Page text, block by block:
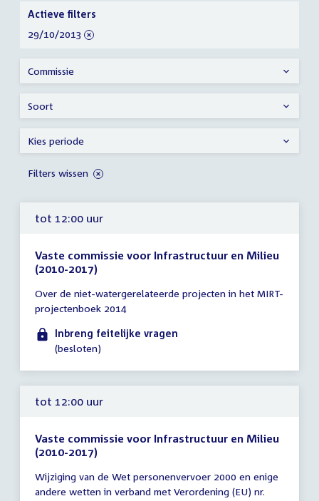
tot 12:00 uur
Vaste commissie voor Infrastructuur en Milieu
(2010-2017)
vergadering
tot
12:00
uur
Over de niet-watergerelateerde projecten in het MIRT-
projectenboek 2014
Inbreng feitelijke vragen
(besloten)
tot 12:00 uur
Vaste commissie voor Infrastructuur en Milieu
(2010-2017)
vergadering
tot
Wijziging van de Wet personenvervoer 2000 en enige
andere wetten in verband met Verordening (EU) nr.
Verfijn
uw
resultaten
Actieve filters
verwijder
29/10/2013
Commissie
Soort
Kies periode
Filters wissen